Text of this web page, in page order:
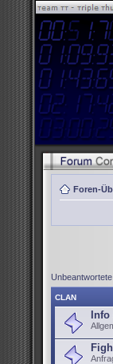
Foren-
CLAN
Info